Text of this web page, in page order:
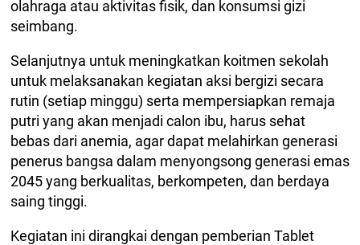
olahraga atau aktivitas fisik, dan konsumsi gizi
seimbang.
Selanjutnya untuk meningkatkan koitmen sekolah
untuk melaksanakan kegiatan aksi bergizi secara
rutin (setiap minggu) serta mempersiapkan remaja
putri yang akan menjadi calon ibu, harus sehat
bebas dari anemia, agar dapat melahirkan generasi
penerus bangsa dalam menyongsong generasi emas
2045 yang berkualitas, berkompeten, dan berdaya
saing tinggi.
Kegiatan ini dirangkai dengan pemberian Tablet